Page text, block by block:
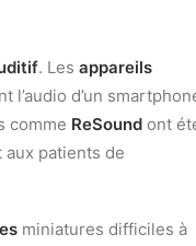
. Les appareils
d’un
comme ReSound ont
patients de
miniatures difficiles à